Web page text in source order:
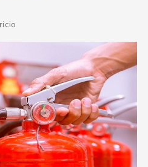
de seguros
Protek
con nosotros
Faq